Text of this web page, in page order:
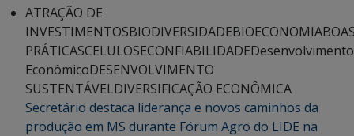
ATRAÇÃO DE
INVESTIMENTOSBIODIVERSIDADEBIOECONOMIA
PRÁTICASCELULOSECONFIABILIDADEDesenvolvimento
EconômicoDESENVOLVIMENTO
SUSTENTÁVELDIVERSIFICAÇÃO ECONÔMICA
Secretário destaca liderança e novos caminhos da
produção em MS durante Fórum Agro do LIDE na